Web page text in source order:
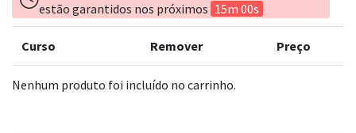
estão garantidos nos próximos 15m 00s
Curso Remover Preço
Nenhum produto foi incluído no carrinho.